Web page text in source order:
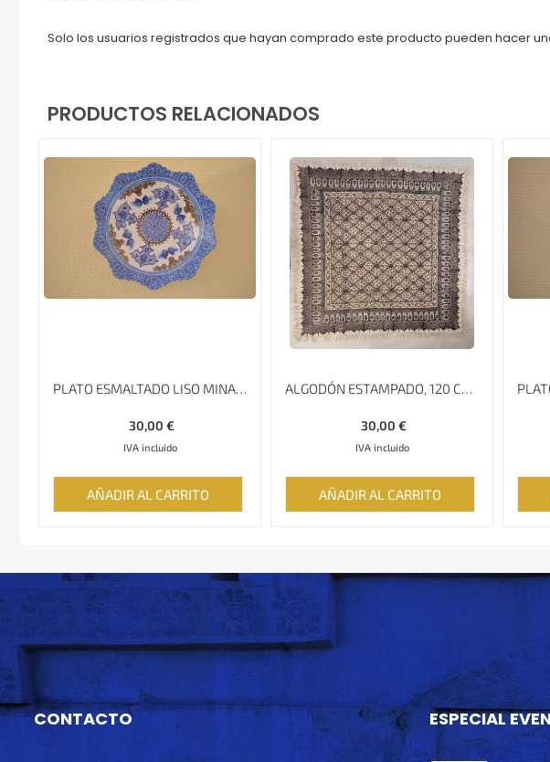
Solo los usuarios registrados que hayan comprado este producto pueden hacer
PRODUCTOS RELACIONADOS
PLATO ESMALTADO LISO MINAKARI
€
30,00
IVA incluido
AÑADIR AL CARRITO
ALGODÓN ESTAMPADO, 120 CM X 120 CM, GHALAMKAR; MANTEL, TAPIZ
€
30,00
IVA incluido
AÑADIR AL CARRITO
CONTACTO ESPECIAL